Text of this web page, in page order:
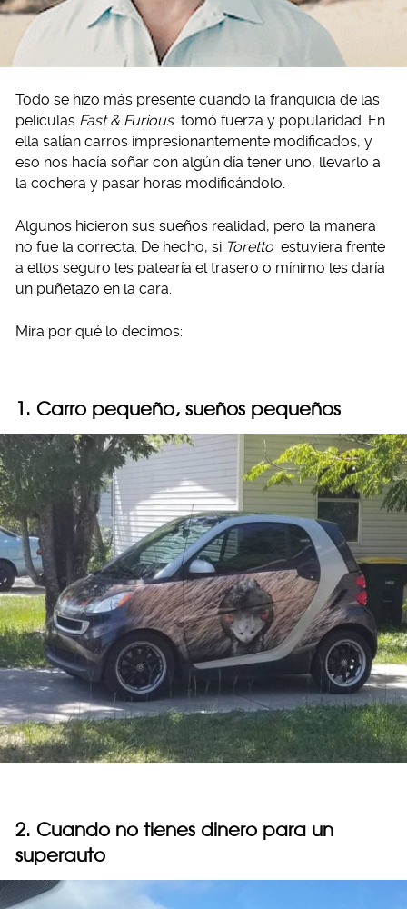
Todo se hizo más presente cuando la franquicia de las
películas Fast & Furious tomó fuerza y popularidad. En
ella salían carros impresionantemente modificados, y
eso nos hacía soñar con algún día tener uno, llevarlo a
la cochera y pasar horas modificándolo.
Algunos hicieron sus sueños realidad, pero la manera
no fue la correcta. De hecho, si Toretto estuviera frente
a ellos seguro les patearía el trasero o mínimo les daría
un puñetazo en la cara.
Mira por qué lo decimos:
1. Carro pequeño, sueños pequeños
2. Cuando no tienes dinero para un
superauto